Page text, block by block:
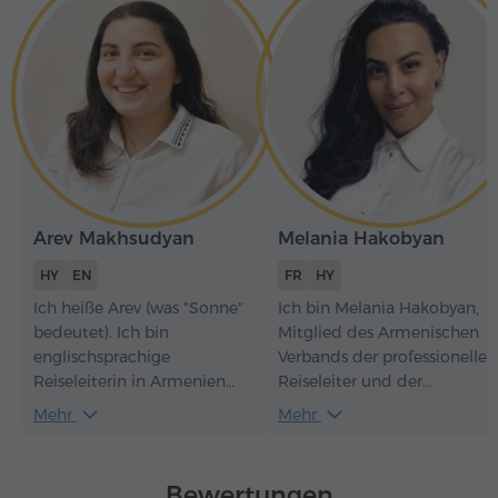
Arev Makhsudyan
HY EN
Ich heiße Arev (was "Sonne"
bedeutet). Ich bin
englischsprachige
Reiseleiterin in Armenien
und arbeite seit 2018. Wenn
Mehr
Melania Hakobyan
FR HY
Ich bin Melania Hakobyan,
Mitglied des Armenischen
Verbands der professionellen
Reiseleiter und der
Armenischen
Mehr